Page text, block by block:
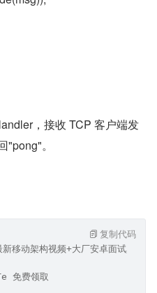
，接收 TCP 客户端发
。
移动架构视频+大厂安卓面试真题+
免费领取
复制代码